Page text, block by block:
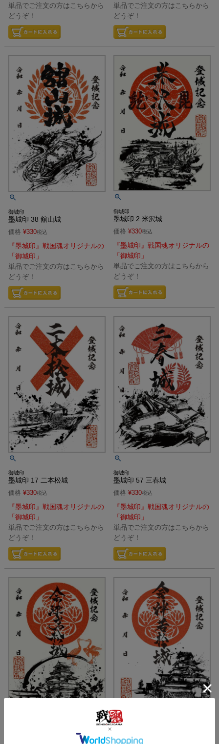
単品でご注文の方はこちらから
どうぞ！
単品でご注文の方はこちらから
どうぞ！
御城印
墨城印 38 舘山城
価格 ¥330税込
『墨城印』戦国魂オリジナルの
「御城印」
単品でご注文の方はこちらから
どうぞ！
御城印
墨城印 2 米沢城
価格 ¥330税込
『墨城印』戦国魂オリジナルの
「御城印」
単品でご注文の方はこちらから
どうぞ！
御城印
墨城印 17 二本松城
価格 ¥330税込
『墨城印』戦国魂オリジナルの
「御城印」
単品でご注文の方はこちらから
どうぞ！
御城印
墨城印 57 三春城
価格 ¥330税込
『墨城印』戦国魂オリジナルの
「御城印」
単品でご注文の方はこちらから
どうぞ！
墨城印 13 会津若松城「折鶴」